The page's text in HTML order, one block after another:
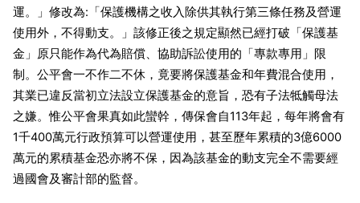
運。」修改為:「保護機構之收入除供其執行第三條任務及營運
使用外，不得動支。」該修正後之規定顯然已經打破「保護基
金」原只能作為代為賠償、協助訴訟使用的「專款專用」限
制。公平會一不作二不休，竟要將保護基金和年費混合使用，
其業已違反當初立法設立保護基金的意旨，恐有子法牴觸母法
之嫌。惟公平會果真如此蠻幹，傳保會自113年起，每年將會有
1千400萬元行政預算可以營運使用，甚至歷年累積的3億6000
萬元的累積基金恐亦將不保，因為該基金的動支完全不需要經
過國會及審計部的監督。